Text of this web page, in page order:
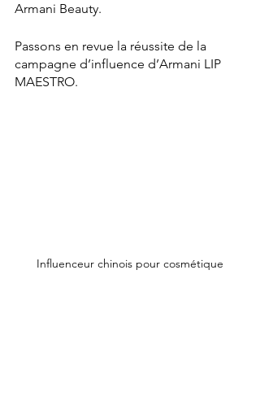
Armani Beauty.
Passons en revue la réussite de la
campagne d’influence d’Armani LIP
MAESTRO.
Influenceur chinois pour cosmétique